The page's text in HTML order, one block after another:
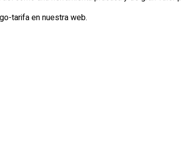
tarifa en nuestra web.